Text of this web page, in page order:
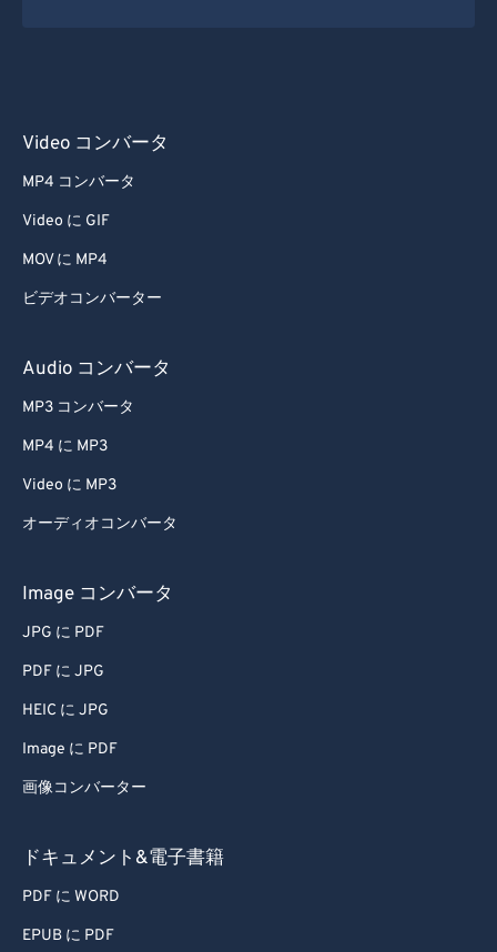
Video コンバータ
MP4 コンバータ
Video に GIF
MOV に MP4
ビデオコンバーター
Audio コンバータ
MP3 コンバータ
MP4 に MP3
Video に MP3
オーディオコンバータ
Image コンバータ
JPG に PDF
PDF に JPG
HEIC に JPG
Image に PDF
画像コンバーター
ドキュメント&電子書籍
PDF に WORD
EPUB に PDF